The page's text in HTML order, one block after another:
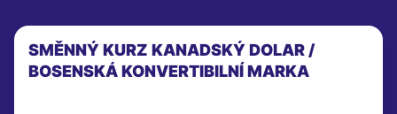
SMĚNNÝ KURZ KANADSKÝ DOLAR /
BOSENSKÁ KONVERTIBILNÍ MARKA